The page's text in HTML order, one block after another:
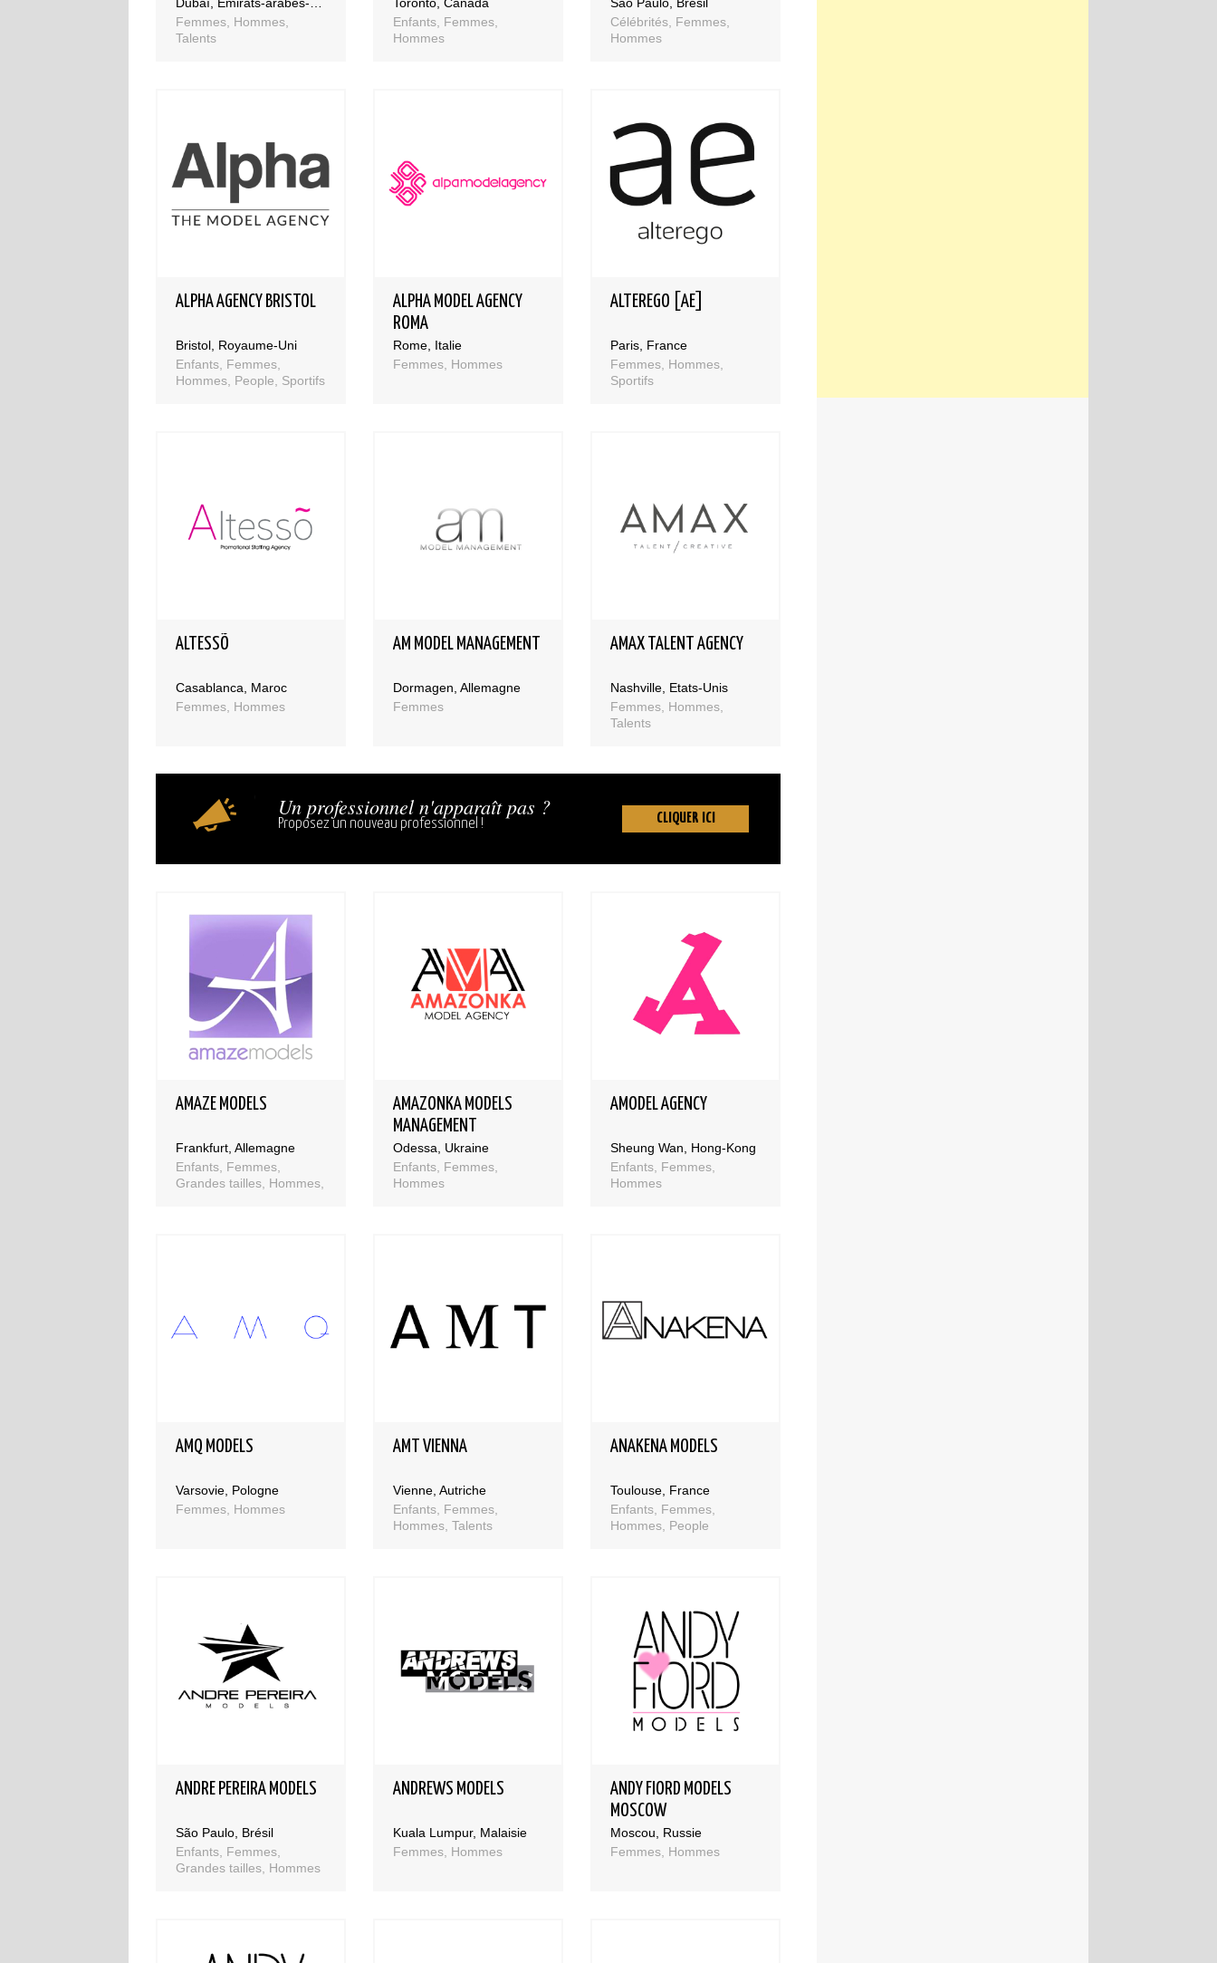
Femmes, Hommes,
Talents
Enfants, Femmes,
Hommes
Célébrités, Femmes,
Hommes
ALPHA AGENCY BRISTOL
Bristol, Royaume-Uni
Enfants, Femmes,
Hommes, People, Sportifs
ALPHA MODEL AGENCY
ROMA
Rome, Italie
Femmes, Hommes
ALTEREGO [AE]
Paris, France
Femmes, Hommes,
Sportifs
ALTESSÕ
Casablanca, Maroc
Femmes, Hommes
AM MODEL MANAGEMENT
Dormagen, Allemagne
Femmes
AMAX TALENT AGENCY
Nashville, Etats-Unis
Femmes, Hommes,
Talents
Un professionnel n'apparaît pas ?
Proposez un nouveau professionnel ! CLIQUER ICI
AMAZE MODELS
Frankfurt, Allemagne
Enfants, Femmes,
Grandes tailles, Hommes,
AMAZONKA MODELS
MANAGEMENT
Odessa, Ukraine
Enfants, Femmes,
Hommes
AMODEL AGENCY
Sheung Wan, Hong-Kong
Enfants, Femmes,
Hommes
AMQ MODELS
Varsovie, Pologne
Femmes, Hommes
AMT VIENNA
Vienne, Autriche
Enfants, Femmes,
Hommes, Talents
ANAKENA MODELS
Toulouse, France
Enfants, Femmes,
Hommes, People
ANDRE PEREIRA MODELS
São Paulo, Brésil
Enfants, Femmes,
Grandes tailles, Hommes
ANDREWS MODELS
Kuala Lumpur, Malaisie
Femmes, Hommes
ANDY FIORD MODELS
MOSCOW
Moscou, Russie
Femmes, Hommes